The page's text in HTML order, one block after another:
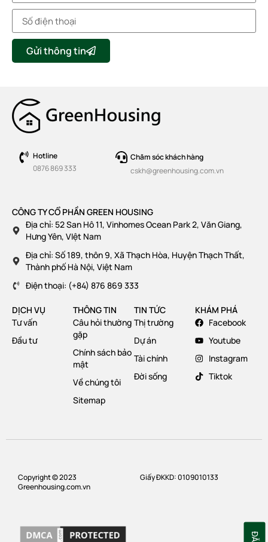
Gửi thông tin
Hotline
0876 869 333
Chăm sóc khách hàng
cskh@greenhousing.com.vn
CÔNG TY CỔ PHẦN GREEN HOUSING
Địa chỉ: 52 San Hô 11, Vinhomes Ocean Park 2, Văn Giang,
Hưng Yên, VIệt Nam
Địa chỉ: Số 189, thôn 9, Xã Thạch Hòa, Huyện Thạch Thất,
Thành phố Hà Nội, Việt Nam
Điện thoại: (+84) 876 869 333
DỊCH VỤ
Tư vấn
Đầu tư
THÔNG TIN
Câu hỏi thường
gặp
Chính sách bảo
mật
Về chúng tôi
Sitemap
TIN TỨC
Thị trường
Dự án
Tài chính
Đời sống
KHÁM PHÁ
Facebook
Youtube
Instagram
Tiktok
Copyright © 2023
Greenhousing.com.vn
Giấy ĐKKD: 0109010133